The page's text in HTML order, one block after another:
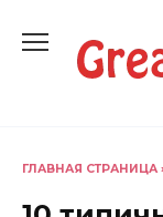
содержанию
ГЛАВНАЯ СТРАНИЦА